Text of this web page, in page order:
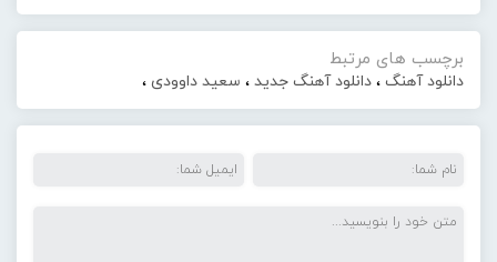
برچسب های مرتبط
دانلود آهنگ ، دانلود آهنگ جدید ، سعید داوودی ،